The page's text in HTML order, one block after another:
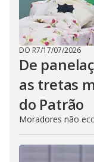
DO R7/17/07/2026
De
as tretas
do Patrão
Moradores não